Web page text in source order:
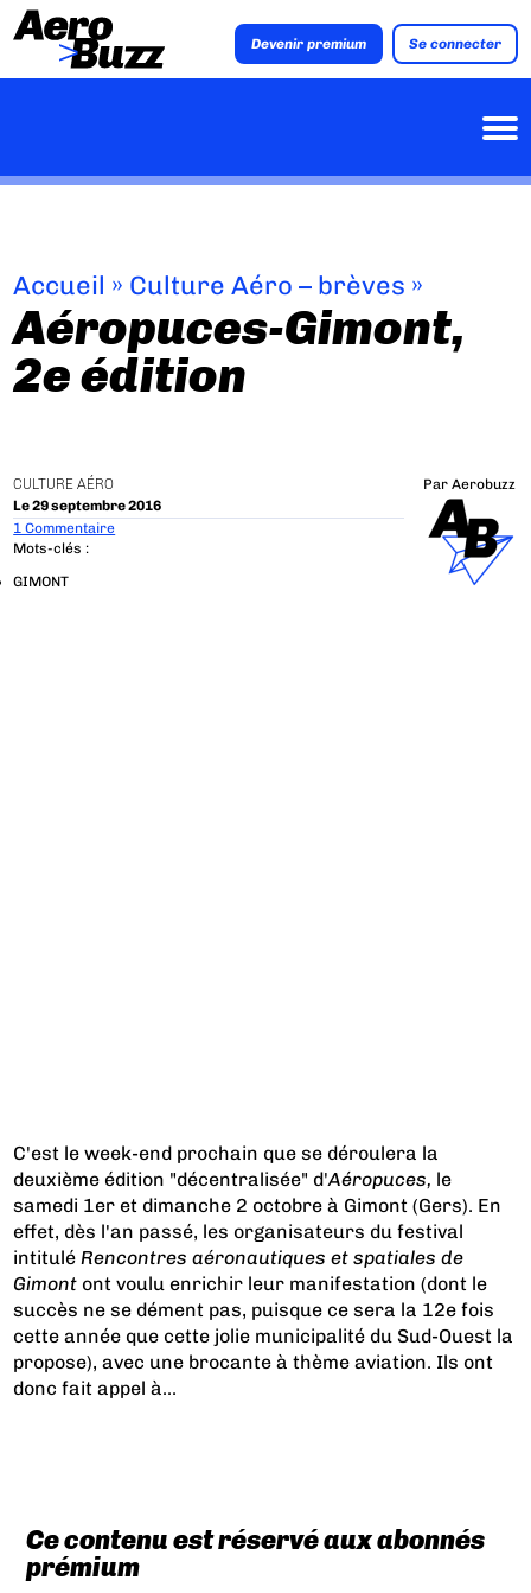
Devenir premium Se connecter
Accueil » Culture Aéro – brèves »
Aéropuces-Gimont,
2e édition
CULTURE AÉRO
Le 29 septembre 2016
Par Aerobuzz
1 Commentaire
Mots-clés :
GIMONT
C'est le week-end prochain que se déroulera la
deuxième édition "décentralisée" d'Aéropuces, le
samedi 1er et dimanche 2 octobre à Gimont (Gers). En
effet, dès l'an passé, les organisateurs du festival
intituléRencontres aéronautiques et spatiales de
Gimont ont voulu enrichir leur manifestation (dont le
succès ne se dément pas, puisque ce sera la 12e fois
cette année que cette jolie municipalité du Sud-Ouest la
propose), avec une brocante à thème aviation. Ils ont
donc fait appel à...
Ce contenu est réservé aux abonnés
prémium